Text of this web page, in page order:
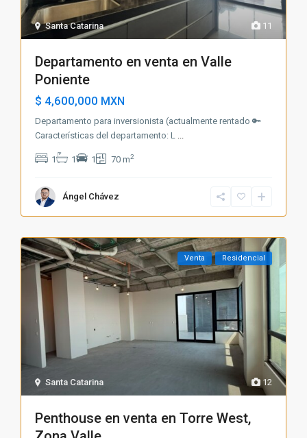
11
Santa Catarina
Departamento en venta en Valle
Poniente
$ 4,600,000 MXN
Departamento para inversionista (actualmente rentado 🔑
Características del departamento: L
1 1 1 70 m2
Ángel Chávez
12
Santa Catarina
Venta Residencial
Penthouse en venta en Torre West,